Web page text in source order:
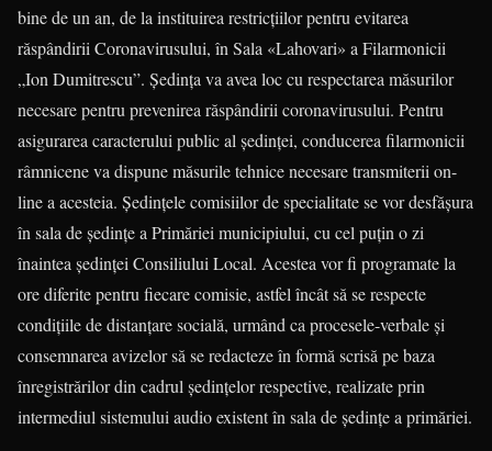
bine de un an, de la instituirea restricțiilor pentru evitarea
răspândirii Coronavirusului, în Sala «Lahovari» a Filarmonicii
„Ion Dumitrescu”. Ședința va avea loc cu respectarea măsurilor
necesare pentru prevenirea răspândirii coronavirusului. Pentru
asigurarea caracterului public al ședinței, conducerea filarmonicii
râmnicene va dispune măsurile tehnice necesare transmiterii on-
line a acesteia. Ședințele comisiilor de specialitate se vor desfășura
în sala de ședințe a Primăriei municipiului, cu cel puțin o zi
înaintea ședinței Consiliului Local. Acestea vor fi programate la
ore diferite pentru fiecare comisie, astfel încât să se respecte
condițiile de distanțare socială, urmând ca procesele-verbale și
consemnarea avizelor să se redacteze în formă scrisă pe baza
înregistrărilor din cadrul ședințelor respective, realizate prin
intermediul sistemului audio existent în sala de ședințe a primăriei.